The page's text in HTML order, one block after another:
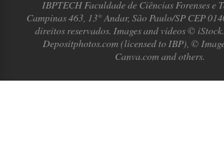
IBPTECH Faculdade de Ciências Forenses e
Campinas 463, 13° Andar, São Paulo/SP CEP
direitos reservados. Images and videos ©
Depositphotos.com (licensed to IBP), ©
Canva.com and others.